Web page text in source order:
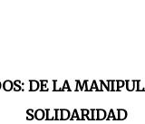
DE LA
SOLIDARIDAD